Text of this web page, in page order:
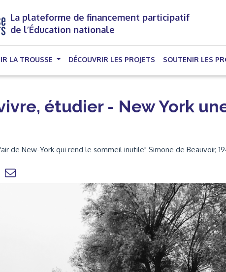
La plateforme de financement participatif
de l’Éducation nationale
LA TROUSSE DÉCOUVRIR LES PROJETS (CURRENT)
SOUTENIR LES
étudier - New York
de New-York qui rend le sommeil inutile" Simone de Beauvoir,